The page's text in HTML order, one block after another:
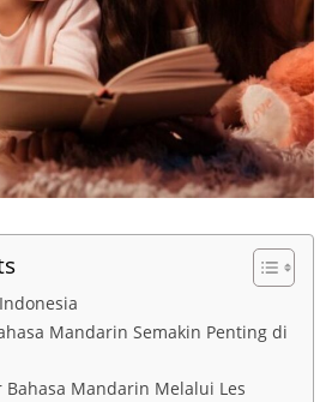
Mandarin Semakin Penting di
Bahasa Mandarin Melalui Les